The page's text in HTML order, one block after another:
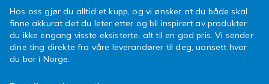
Hos oss gjør du alltid et kupp, og vi ønsker at du både skal
finne akkurat det du leter etter og bli inspirert av produkter
du ikke engang visste eksisterte, alt til en god pris. Vi sender
dine ting direkte fra våre leverandører til deg, uansett hvor
du bor i Norge.